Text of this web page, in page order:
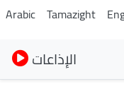
Arabic Tamazight
الإذاعات